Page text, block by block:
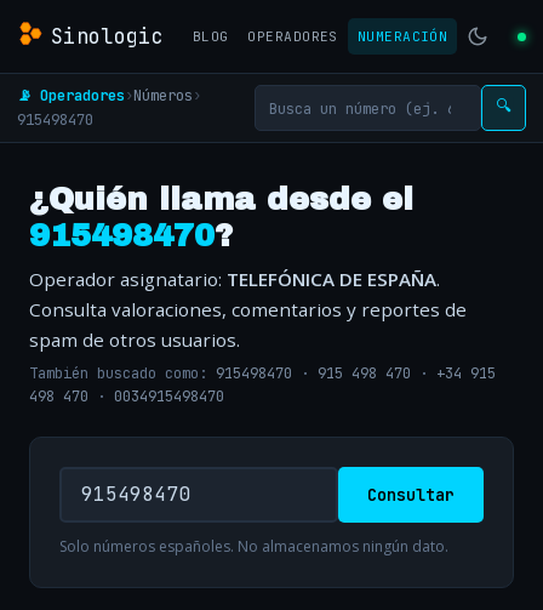
Sinologic BLOG OPERADORES NUMERACIÓN
📡 Operadores›Números›
915498470
🔍
¿Quién llama desde el
915498470?
Operador asignatario: TELEFÓNICA DE ESPAÑA.
Consulta valoraciones, comentarios y reportes de
spam de otros usuarios.
También buscado como: 915498470 · 915 498 470 · +34 915
498 470 · 0034915498470
Consultar
Solo números españoles. No almacenamos ningún dato.